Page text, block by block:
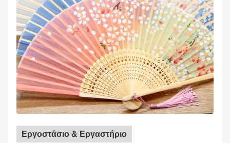
Εργοστάσιο & Εργαστήριο